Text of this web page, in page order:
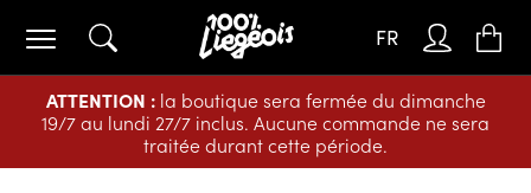
ATTENTION :la boutique sera fermée du dimanche
19/7 au lundi 27/7 inclus. Aucune commande ne sera
traitée durant cette période.
FR